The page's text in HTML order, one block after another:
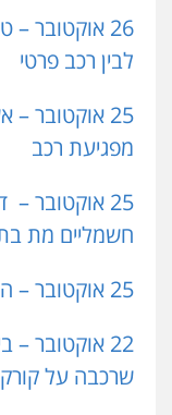
26 אוקטובר
לבין רכב פרטי
25 אוקטובר
מפגיעת רכב
25 אוקטובר –
חשמליים מת
25 אוקטובר – הרוג בתאונת דרכים בכביש 20
שרכבה על